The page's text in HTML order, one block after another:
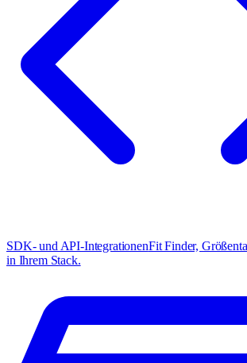
SDK- und API-IntegrationenFit Finder,
in Ihrem Stack.